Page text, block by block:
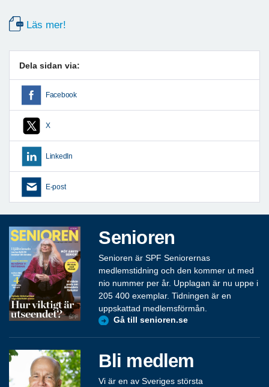
Läs mer!
Dela sidan via:
Facebook
X
LinkedIn
E-post
Senioren
Senioren är SPF Seniorernas
medlemstidning och den kommer ut med
nio nummer per år. Upplagan är nu uppe i
205 400 exemplar. Tidningen är en
uppskattad medlemsförmån.
Gå till senioren.se
Bli medlem
Vi är en av Sveriges största